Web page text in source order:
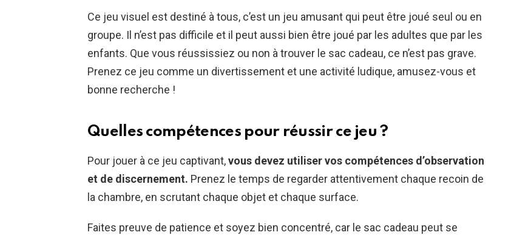
Ce jeu visuel est destiné à tous, c’est un jeu amusant qui peut être joué seul ou en
groupe. Il n’est pas difficile et il peut aussi bien être joué par les adultes que par les
enfants. Que vous réussissiez ou non à trouver le sac cadeau, ce n’est pas grave.
Prenez ce jeu comme un divertissement et une activité ludique, amusez-vous et
bonne recherche !
Quelles compétences pour réussir ce jeu ?
Pour jouer à ce jeu captivant,vous devez utiliser vos compétences d’observation
et de discernement. Prenez le temps de regarder attentivement chaque recoin de
la chambre, en scrutant chaque objet et chaque surface.
Faites preuve de patience et soyez bien concentré, car le sac cadeau peut se